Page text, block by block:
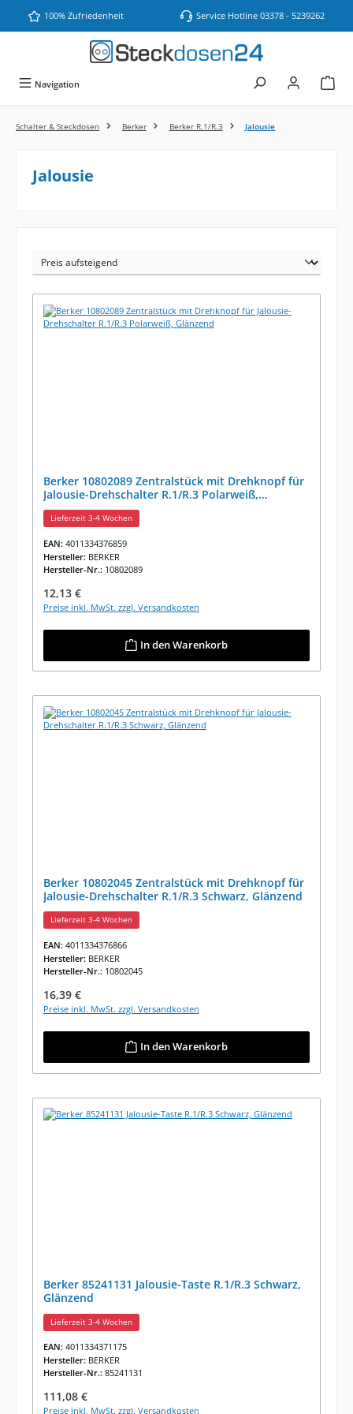
Zum Hauptinhalt springen
100% Zufriedenheit Service Hotline 03378 - 5239262
Navigation
Schalter & Steckdosen Berker Berker R.1/R.3 Jalousie
Jalousie
Berker 10802089 Zentralstück mit Drehknopf für
Jalousie-Drehschalter R.1/R.3 Polarweiß,
Glänzend
Lieferzeit 3-4 Wochen
EAN: 4011334376859
Hersteller: BERKER
Hersteller-Nr.: 10802089
Regulärer Preis:
12,13 €
Preise inkl. MwSt. zzgl. Versandkosten
In den Warenkorb
Berker 10802045 Zentralstück mit Drehknopf für
Jalousie-Drehschalter R.1/R.3 Schwarz, Glänzend
Lieferzeit 3-4 Wochen
EAN: 4011334376866
Hersteller: BERKER
Hersteller-Nr.: 10802045
Regulärer Preis:
16,39 €
Preise inkl. MwSt. zzgl. Versandkosten
In den Warenkorb
Berker 85241131 Jalousie-Taste R.1/R.3 Schwarz,
Glänzend
Lieferzeit 3-4 Wochen
EAN: 4011334371175
Hersteller: BERKER
Hersteller-Nr.: 85241131
Regulärer Preis:
111,08 €
Preise inkl. MwSt. zzgl. Versandkosten